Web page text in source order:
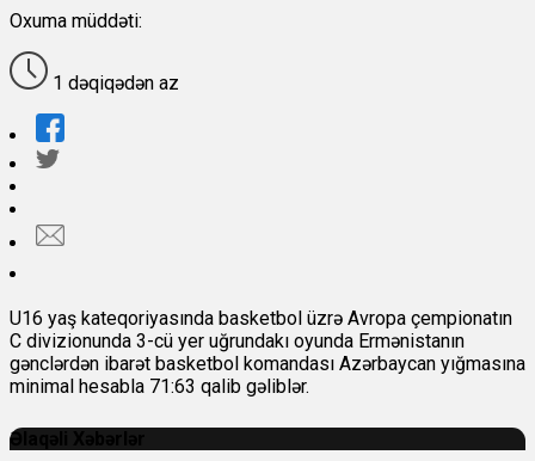
Oxuma müddəti:
1 dəqiqədən az
U16 yaş kateqoriyasında basketbol üzrə Avropa çempionatın
C divizionunda 3-cü yer uğrundakı oyunda Ermənistanın
gənclərdən ibarət basketbol komandası Azərbaycan yığmasına
minimal hesabla 71:63 qalib gəliblər.
Əlaqəli Xəbərlər